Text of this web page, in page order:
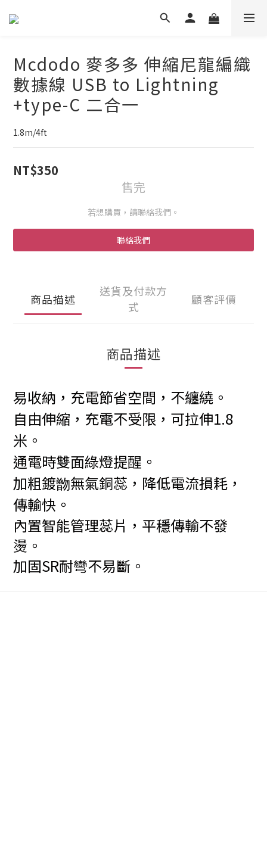
Mcdodo 麥多多 伸縮尼龍編織
數據線 USB to Lightning
+type-C 二合一
1.8m/4ft
NT$350
售完
若想購買，請聯絡我們。
聯絡我們
商品描述
送貨及付款方
式
顧客評價
商品描述
易收納，充電節省空間，不纏繞。
自由伸縮，充電不受限，可拉伸1.8
米。
通電時雙面綠燈提醒。
加粗鍍朆無氣銅蕊，降低電流損耗，
傳輸快。
內置智能管理蕊片，平穩傳輸不發
燙。
加固SR耐彎不易斷。